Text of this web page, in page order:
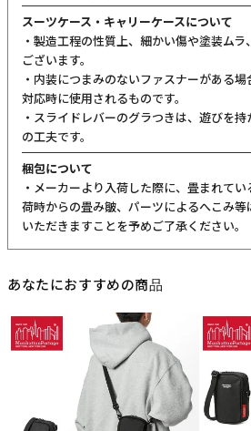
スーツケース・キャリーケースについて
・製造工程の性質上、細かい傷や塗装ム
ございます。
・内装につまみのないファスナーがある
対応時に使用されるものです。
・スライドレバーのグラつきは、遊びを
の工夫です。
梱包について
・メーカーより入荷した際に、畳まれて
荷時からの畳み皺、パーツによるへこみ
いただきますことを予めご了承ください。
あなたにおすすめの商品